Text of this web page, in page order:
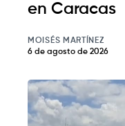
en Caracas
MOISÉS MARTÍNEZ
6 de agosto de 2026